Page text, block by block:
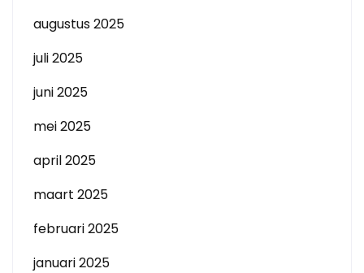
augustus 2025
juli 2025
juni 2025
mei 2025
april 2025
maart 2025
februari 2025
januari 2025